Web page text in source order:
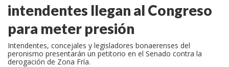
intendentes llegan al Congreso
para meter presión
Intendentes, concejales y legisladores bonaerenses del
peronismo presentarán un petitorio en el Senado contra la
derogación de Zona Fría.